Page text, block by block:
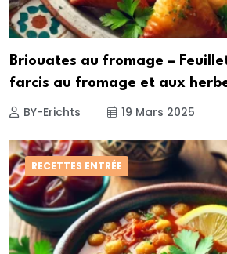
Briouates au fromage –
farcis au fromage et aux
BY-Erichts 19 Mars 2025
RECETTES ENTRÉE